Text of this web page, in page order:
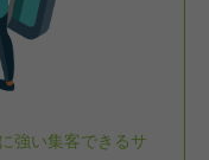
強い集客できるサ